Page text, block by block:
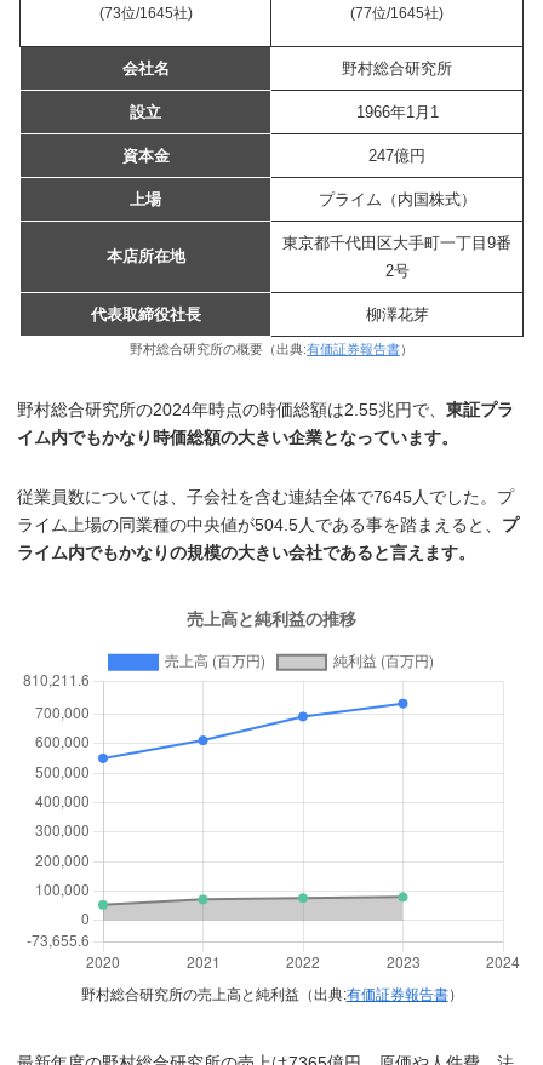
(73位/1645社) (77位/1645社)
会社名 野村総合研究所
設立 1966年1月1
資本金 247億円
上場 プライム（内国株式）
本店所在地
東京都千代田区大手町一丁目9番
2号
代表取締役社長 柳澤花芽
野村総合研究所の概要（出典:有価証券報告書）
野村総合研究所の2024年時点の時価総額は2.55兆円で、東証プラ
イム内でもかなり時価総額の大きい企業となっています。
従業員数については、子会社を含む連結全体で7645人でした。プ
ライム上場の同業種の中央値が504.5人である事を踏まえると、 プ
ライム内でもかなりの規模の大きい会社であると言えます。
野村総合研究所の売上高と純利益（出典:有価証券報告書）